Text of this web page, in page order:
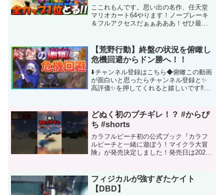
【Nintendo64 / Switch】
ここれもんです。思い出の名作、任天堂
マリオカート64やります！ノーブレーキ
＆フルアクセスだぁぁあああ！ぜひ最後
【Twitter】ツイッター【Instagram】イン
スタ...
【荒野行動】終盤の状況を俯瞰し
危機回避からドン勝へ！！
⬇️チャンネル登録はこちら◆俯瞰この動画
が面白いと思ったらチャンネル登録と✨
高評価✨を押してくれると嬉しいです‼︎ま
モチベUP励みになるので是非コメントし
て...
どぬく初のブチギレ！？ #からぴ
ち #shorts
カラフルピーチ初の公式ブック『カラフ
ルピーチと一緒に遊ぼう！マイクラ大冒
険』が発売決定しました！発売日は2023
Amazon：楽天ブックス：詳しくはHPか
らチェックし...
フィジカルが強すぎたケイト
【DBD】